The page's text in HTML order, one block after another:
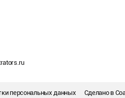
персональных данных Сделано в